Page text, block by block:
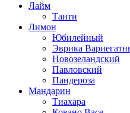
Лайм
Таити
Лимон
Юбилейный
Эврика
Новозеландский
Павловский
Пандероза
Мандарин
Тиахара